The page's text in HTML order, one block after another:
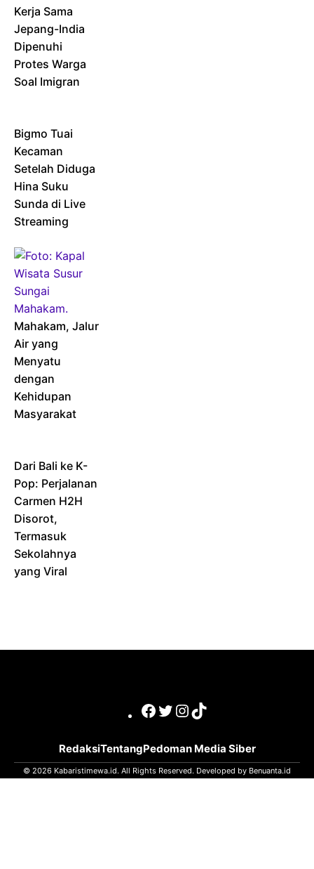
Kerja Sama
Jepang-India
Dipenuhi
Protes Warga
Soal Imigran
Bigmo Tuai
Kecaman
Setelah Diduga
Hina Suku
Sunda di Live
Streaming
Mahakam, Jalur
Air yang
Menyatu
dengan
Kehidupan
Masyarakat
Dari Bali ke K-
Pop: Perjalanan
Carmen H2H
Disorot,
Termasuk
Sekolahnya
yang Viral
Facebook
Twitter
Instagram
TikTok
RedaksiTentangPedoman Media Siber
© 2026 Kabaristimewa.id. All Rights Reserved. Developed by Benuanta.id